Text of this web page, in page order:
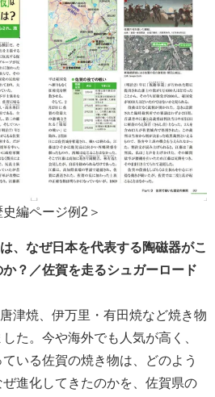
編ページ例2＞
、なぜ日本を代表する陶磁器がこ
？／佐賀を走るシュガーロード
津焼、伊万里・有田焼など焼き物
た。今や海外でも人気が高く、
いる佐賀の焼き物は、どのよう
進化してきたのかを、佐賀県の